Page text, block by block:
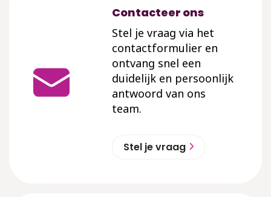
Contacteer ons
Stel je vraag via het
contactformulier en
ontvang snel een
duidelijk en persoonlijk
antwoord van ons
team.
Stel je vraag